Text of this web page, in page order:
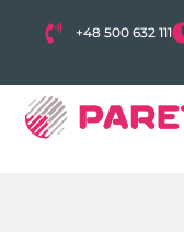
+48 500 632 111